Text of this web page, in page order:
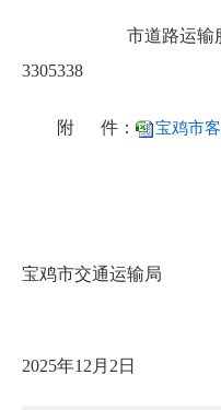
市道路运输
3305338
附 件： 宝鸡市
宝鸡市交通运输局
2025年12月2日